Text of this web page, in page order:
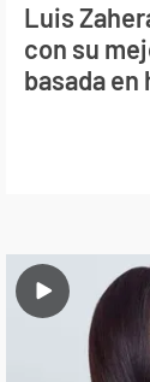
Luis
con su
basada en